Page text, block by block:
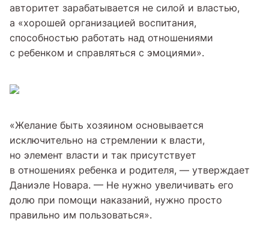
авторитет зарабатывается не силой и властью,
а «хорошей организацией воспитания,
способностью работать над отношениями
с ребенком и справляться с эмоциями».
«Желание быть хозяином основывается
исключительно на стремлении к власти,
но элемент власти и так присутствует
в отношениях ребенка и родителя, — утверждает
Даниэле Новара. — Не нужно увеличивать его
долю при помощи наказаний, нужно просто
правильно им пользоваться».